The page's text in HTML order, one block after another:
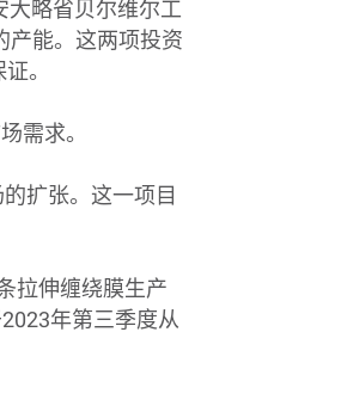
大略省贝尔维尔工
产能。这两项投资
。
需求。
扩张。这一项目
拉伸缠绕膜生产
2023年第三季度从